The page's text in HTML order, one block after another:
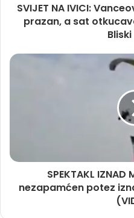
SVIJET NA IVICI:
prazan, a sat
SPEKTAKL
nezapamćen potez